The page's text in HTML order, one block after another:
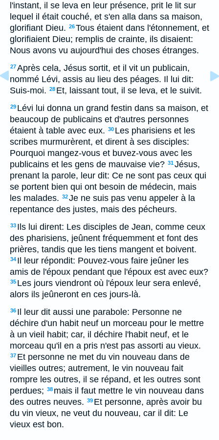
l'instant, il se leva en leur présence, prit le lit sur
lequel il était couché, et s'en alla dans sa maison,
glorifiant Dieu. 26Tous étaient dans l'étonnement, et
glorifiaient Dieu; remplis de crainte, ils disaient:
Nous avons vu aujourd'hui des choses étranges.
27Après cela, Jésus sortit, et il vit un publicain,
nommé Lévi, assis au lieu des péages. Il lui dit:
Suis-moi. 28 Et, laissant tout, il se leva, et le suivit.
29 Lévi lui donna un grand festin dans sa maison, et
beaucoup de publicains et d'autres personnes
étaient à table avec eux. 30 Les pharisiens et les
scribes murmurèrent, et dirent à ses disciples:
Pourquoi mangez-vous et buvez-vous avec les
publicains et les gens de mauvaise vie? 31Jésus,
prenant la parole, leur dit: Ce ne sont pas ceux qui
se portent bien qui ont besoin de médecin, mais
les malades. 32Je ne suis pas venu appeler à la
repentance des justes, mais des pécheurs.
33 Ils lui dirent: Les disciples de Jean, comme ceux
des pharisiens, jeûnent fréquemment et font des
prières, tandis que les tiens mangent et boivent.
34 Il leur répondit: Pouvez-vous faire jeûner les
amis de l'époux pendant que l'époux est avec eux?
35 Les jours viendront où l'époux leur sera enlevé,
alors ils jeûneront en ces jours-là.
36 Il leur dit aussi une parabole: Personne ne
déchire d'un habit neuf un morceau pour le mettre
à un vieil habit; car, il déchire l'habit neuf, et le
morceau qu'il en a pris n'est pas assorti au vieux.
37 Et personne ne met du vin nouveau dans de
vieilles outres; autrement, le vin nouveau fait
rompre les outres, il se répand, et les outres sont
perdues; 38 mais il faut mettre le vin nouveau dans
des outres neuves. 39 Et personne, après avoir bu
du vin vieux, ne veut du nouveau, car il dit: Le
vieux est bon.